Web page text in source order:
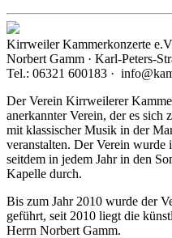
Kirrweiler Kammerkonzerte
Norbert Gamm · Karl-Peters-
Tel.: 06321 600183 ·
Der Verein Kirrweilerer
anerkannter Verein, der es sich
mit klassischer Musik in der
veranstalten. Der Verein wurde
seitdem in jedem Jahr in den
Kapelle durch.
Bis zum Jahr 2010 wurde der
geführt, seit 2010 liegt die
Herrn Norbert Gamm.